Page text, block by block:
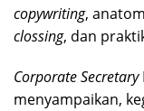
copywriting,
clossing, dan
Corporate Secretary
menyampaikan,